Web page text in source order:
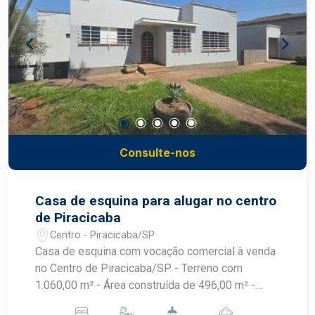
qualidade de vida e segurança. - Proximidade a
escolas, supermercados, farmácias e comércios
locais, facilitando o dia a dia. - Ambientes bem
iluminados e arejados, com potencial para
personalização e decoração ao seu gosto. Não
perca a oportunidade de adquirir esta casa que
pode se transformar no lar dos seus sonhos!
Agende uma visita e venha conhecer
pessoalmente cada detalhe desse imóvel que
imperdível!
Consulte-nos
Casa de esquina para alugar no centro
de Piracicaba
Centro - Piracicaba/SP
Casa de esquina com vocação comercial à venda
no Centro de Piracicaba/SP - Terreno com
1.060,00 m² - Área construída de 496,00 m² -